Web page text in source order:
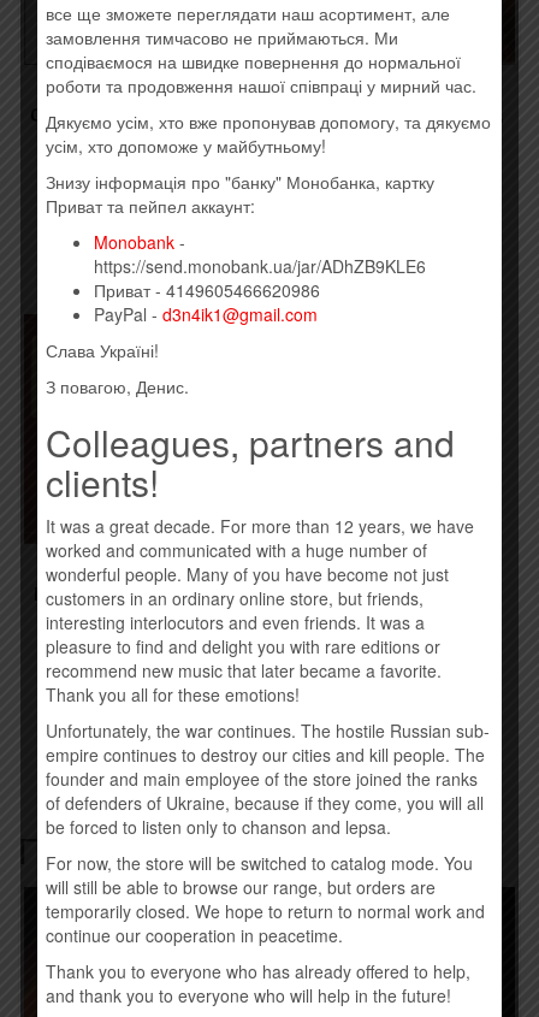
ANDREA BOCELLI – MY
CHRISTMAS (2XVINYL, LP)
(2015)
1400,00грн.
Временно нет
ANDREA BOCELLI –
BELIEVE (2020) (IMPORT,
EU)
ANDREA BOCELLI – SI
FOREVER. THE DIAMOND
EDITION (2019) (IMPORT,
EU)
600,00грн.
Похожие товары
все ще зможете переглядати наш асортимент, але
замовлення тимчасово не приймаються. Ми
сподіваємося на швидке повернення до нормальної
роботи та продовження нашої співпраці у мирний час.
Дякуємо усім, хто вже пропонував допомогу, та дякуємо
усім, хто допоможе у майбутньому!
Знизу інформація про "банку" Монобанка, картку
Приват та пейпел аккаунт:
Monobank -
https://send.monobank.ua/jar/ADhZB9KLE6
Приват - 4149605466620986
PayPal - d3n4ik1@gmail.com
Слава Україні!
З повагою, Денис.
Colleagues, partners and
clients!
It was a great decade. For more than 12 years, we have
worked and communicated with a huge number of
wonderful people. Many of you have become not just
customers in an ordinary online store, but friends,
interesting interlocutors and even friends. It was a
pleasure to find and delight you with rare editions or
recommend new music that later became a favorite.
Thank you all for these emotions!
Unfortunately, the war continues. The hostile Russian sub-
empire continues to destroy our cities and kill people. The
founder and main employee of the store joined the ranks
of defenders of Ukraine, because if they come, you will all
be forced to listen only to chanson and lepsa.
For now, the store will be switched to catalog mode. You
will still be able to browse our range, but orders are
temporarily closed. We hope to return to normal work and
continue our cooperation in peacetime.
Thank you to everyone who has already offered to help,
and thank you to everyone who will help in the future!